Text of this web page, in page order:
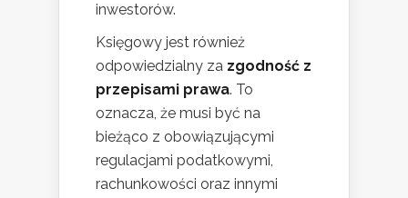
inwestorów.
Księgowy jest również
odpowiedzialny za zgodność z
przepisami prawa. To
oznacza, że musi być na
bieżąco z obowiązującymi
regulacjami podatkowymi,
rachunkowości oraz innymi